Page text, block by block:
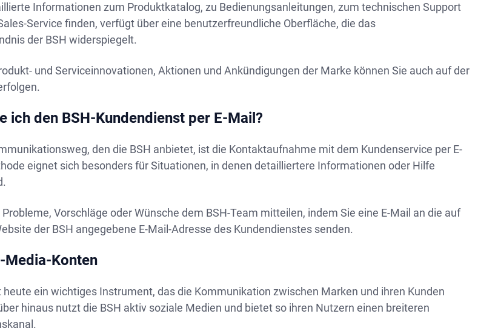
Informationen zum Produktkatalog, zu Bedienungsanleitungen, zum technischen Support
Service finden, verfügt über eine benutzerfreundliche Oberfläche, die das
der BSH widerspiegelt.
und Serviceinnovationen, Aktionen und Ankündigungen der Marke können Sie auch auf der
ich den BSH-Kundendienst per E-Mail?
den die BSH anbietet, ist die Kontaktaufnahme mit dem Kundenservice per E-
eignet sich besonders für Situationen, in denen detailliertere Informationen oder Hilfe
Vorschläge oder Wünsche dem BSH-Team mitteilen, indem Sie eine E-Mail an die auf
der BSH angegebene E-Mail-Adresse des Kundendienstes senden.
Media-Konten
heute ein wichtiges Instrument, das die Kommunikation zwischen Marken und ihren Kunden
hinaus nutzt die BSH aktiv soziale Medien und bietet so ihren Nutzern einen breiteren